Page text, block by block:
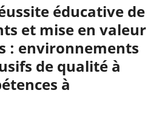
éducative de
et mise en valeur
: environnements
de qualité à
à